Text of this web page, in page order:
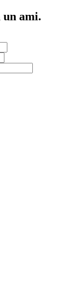
un ami.